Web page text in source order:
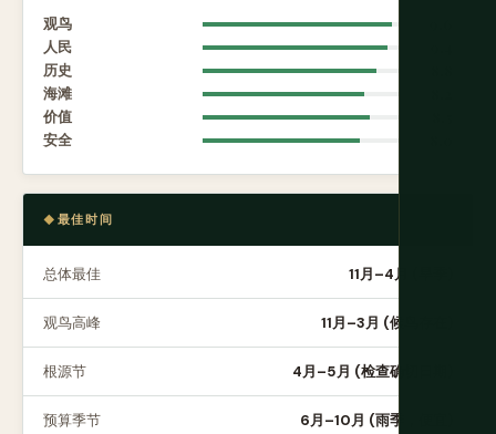
观鸟
人民
历史
海滩
价值
安全
最佳时间
总体最佳 11月–4月 (旱季)
观鸟高峰 11月–3月 (候鸟存在)
根源节 4月–5月 (检查确切日期)
预算季节 6月–10月 (雨季，便宜)